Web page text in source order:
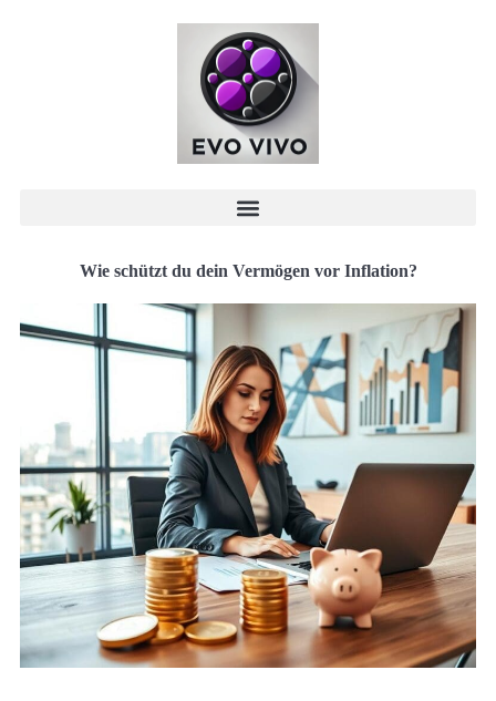
Wie schützt du dein Vermögen vor Inflation?